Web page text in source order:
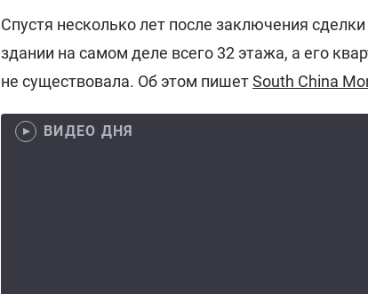
Спустя несколько лет после заключения
здании на самом деле всего 32 этажа, а его
не существовала. Об этом пишетSouth China
ВИДЕО ДНЯ